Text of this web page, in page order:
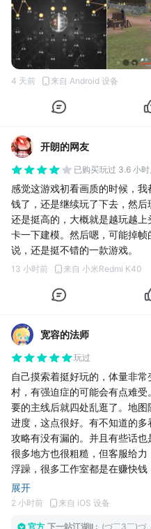
4 天前 来自 Android 设备
开朗的网友
已购买玩过 3.6 小
感觉这游戏初看画质的时候，
钱了，还是继续玩了下去，然
还是挺高的，大概就是越玩越
卡一下建模。然后嗯，可能掉
说，还是挺不错的一款游戏。
13 小时前 来自 小米Redmi K40
宽容的法师
玩过
自己摸索着挺好玩的，体量非
村，有强迫症的可能会有点难
要的主线后就四处乱逛了。地
进度，这点很好。有不知道的
攻略有没有漏的。并且有些话
很多地方也很粗糙，但客服给
浮躁，很多工作室都是在赚快钱
并不断改进我觉得就是好的。作
一些不完美，希望你们能快些成
展开
2 小时前 来自 iOS 设备
官方 下一站江湖II : (づ￣3￣)づ